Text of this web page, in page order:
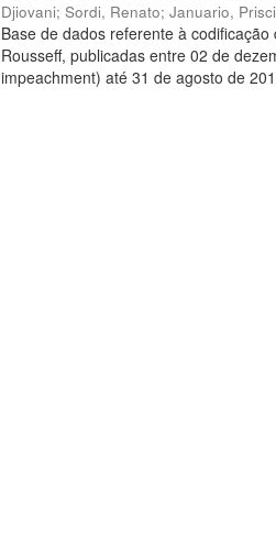
Djiovani;Sordi, Renato;Januario,
Base de dados referente à
Rousseff, publicadas entre 02 de
impeachment) até 31 de agosto de